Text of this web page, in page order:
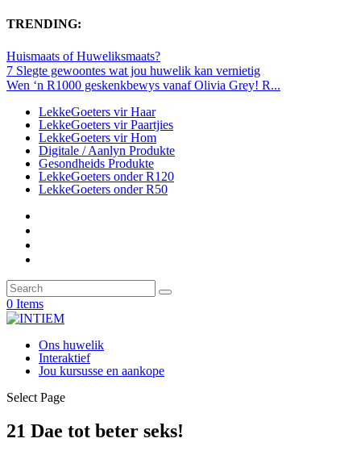
TRENDING:
Huismaats of Huweliksmaats?
7 Slegte gewoontes wat jou huwelik kan vernietig
Wen ‘n R1000 geskenkbewys vanaf Olivia Grey! R...
LekkeGoeters vir Haar
LekkeGoeters vir Paartjies
LekkeGoeters vir Hom
Digitale / Aanlyn Produkte
Gesondheids Produkte
LekkeGoeters onder R120
LekkeGoeters onder R50
0 Items
Ons huwelik
Interaktief
Jou kursusse en aankope
Select Page
21 Dae tot beter seks!